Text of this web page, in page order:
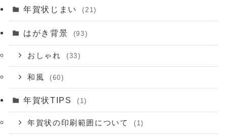
年賀状じまい (21)
はがき背景 (93)
おしゃれ (33)
和風 (60)
年賀状TIPS (1)
年賀状の印刷範囲について (1)